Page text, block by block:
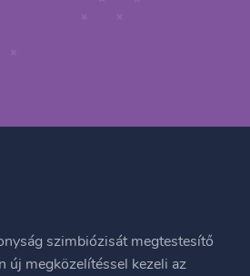
szimbiózisát megtestesítő
új megközelítéssel kezeli az